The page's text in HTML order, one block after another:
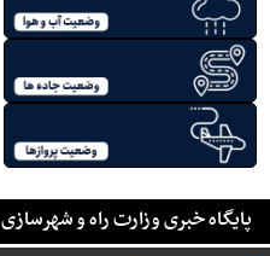
پایگاه خبری وزارت راه و شهرسازی